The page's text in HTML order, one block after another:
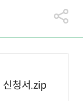
신청서.zip